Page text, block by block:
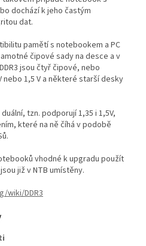
dochází k jeho častým
dat.
pamětí s notebookem a PC
čipové sady na desce a v
jsou čtyř čipové, nebo
1,5 V a některé starší desky
tzn. podporují 1,35 i 1,5V,
které na ně číhá v podobě
vhodné k upgradu použít
již v NTB umístěny.
wiki/DDR3